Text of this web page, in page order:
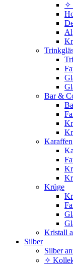
✧
Bar &
Karaffen
Krüge
Kristall
Silber
Silber
✧